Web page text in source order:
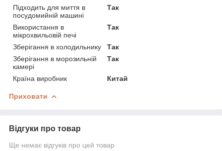
Підходить для миття в
посудомийній машині
Так
Використання в
мікрохвильовій печі
Так
Зберігання в холодильнику
Так
Зберігання в морозильній
камері
Так
Країна виробник Китай
Приховати
Відгуки про товар
Ще немає відгуків про цей товар